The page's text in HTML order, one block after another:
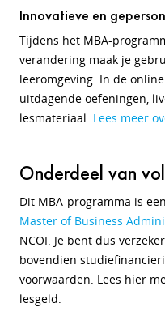
Innovatieve en
Tijdens het MBA-
verandering maak je
leeromgeving. In de
uitdagende oefeningen,
lesmateriaal. Lees meer
Onderdeel van
Dit MBA-programma is
Master of Business
NCOI. Je bent dus
bovendien
voorwaarden. Lees hier
lesgeld.